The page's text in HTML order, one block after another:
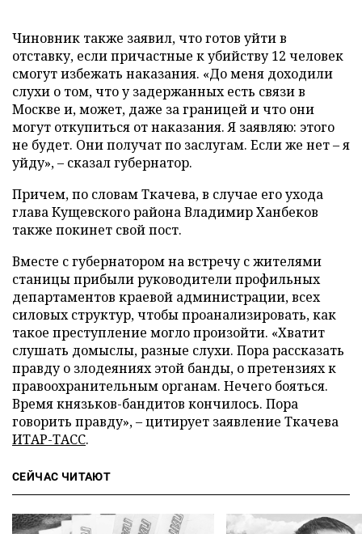
Чиновник также заявил, что готов уйти в
отставку, если причастные к убийству 12 человек
смогут избежать наказания. «До меня доходили
слухи о том, что у задержанных есть связи в
Москве и, может, даже за границей и что они
могут откупиться от наказания. Я заявляю: этого
не будет. Они получат по заслугам. Если же нет – я
уйду», – сказал губернатор.
Причем, по словам Ткачева, в случае его ухода
глава Кущевского района Владимир Ханбеков
также покинет свой пост.
Вместе с губернатором на встречу с жителями
станицы прибыли руководители профильных
департаментов краевой администрации, всех
силовых структур, чтобы проанализировать, как
такое преступление могло произойти. «Хватит
слушать домыслы, разные слухи. Пора рассказать
правду о злодеяниях этой банды, о претензиях к
правоохранительным органам. Нечего бояться.
Время князьков-бандитов кончилось. Пора
говорить правду», – цитирует заявление Ткачева
ИТАР-ТАСС.
СЕЙЧАС ЧИТАЮТ